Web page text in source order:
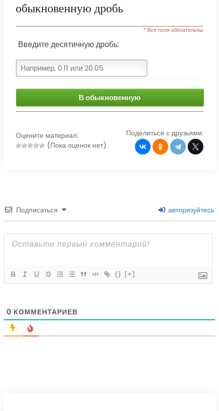
обыкновенную дробь
* Все поля обязательны
Введите десятичную дробь:
В обыкновенную
Оцените материал:
(Пока оценок нет)
Поделиться с друзьями:
Подписаться авторизуйтесь
{} [+]
0 КОММЕНТАРИЕВ